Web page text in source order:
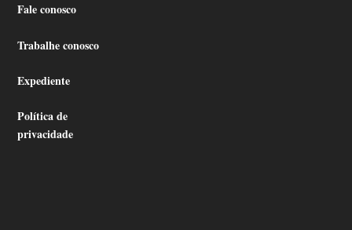
Fale conosco
Trabalhe conosco
Expediente
Política de
privacidade